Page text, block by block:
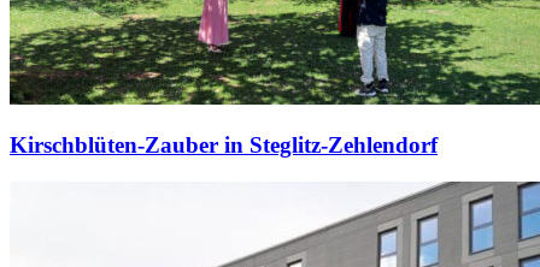
Kirschblüten-Zauber in Steglitz-Zehlendorf